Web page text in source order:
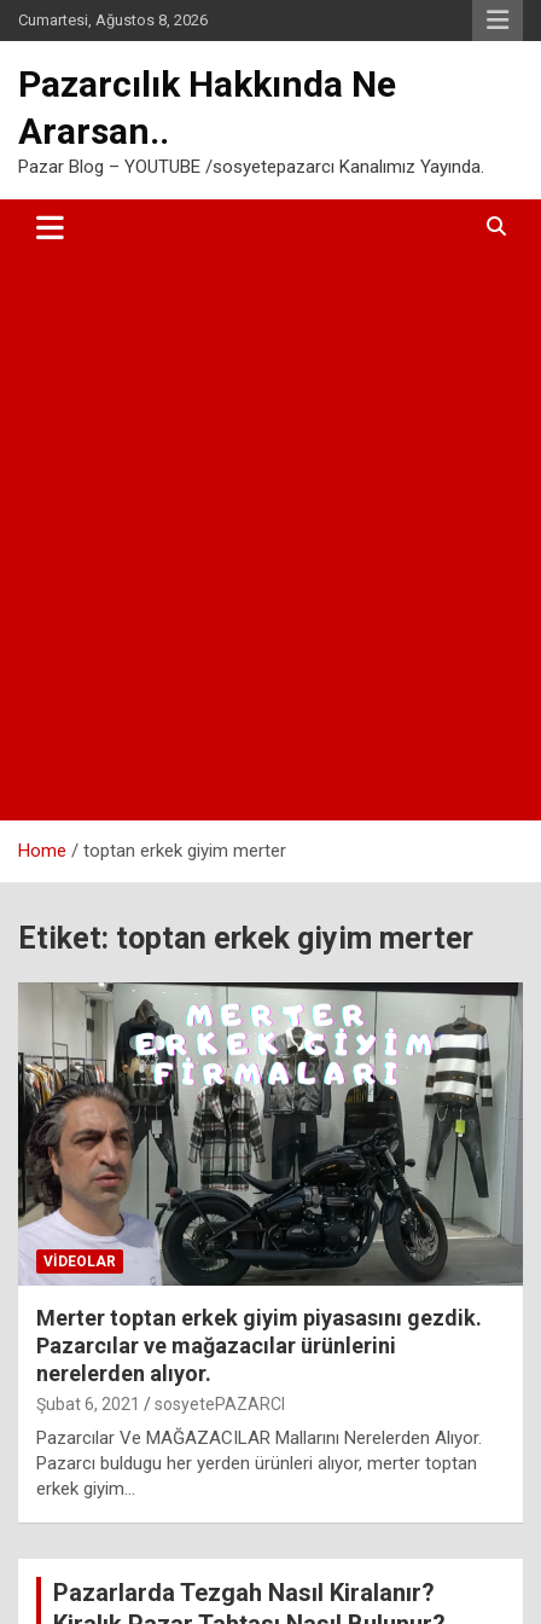
Skip
to
Cumartesi, Ağustos 8, 2026
Pazarcılık Hakkında Ne
Ararsan..
Pazar Blog – YOUTUBE /sosyetepazarcı Kanalımız Yayında.
Home toptan erkek giyim merter
Etiket: toptan erkek giyim merter
VIDEOLAR
Merter toptan erkek giyim piyasasını gezdik.
Pazarcılar ve mağazacılar ürünlerini
nerelerden alıyor.
Şubat 6, 2021 sosyetePAZARCI
Pazarcılar Ve MAĞAZACILAR Mallarını Nerelerden Alıyor.
Pazarcı buldugu her yerden ürünleri alıyor, merter toptan
erkek giyim…
Pazarlarda Tezgah Nasıl Kiralanır?